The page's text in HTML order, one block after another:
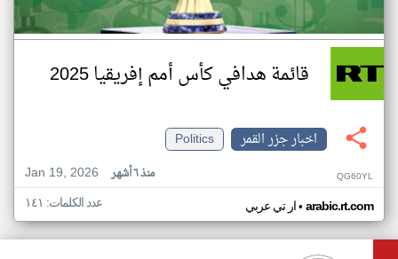
قائمة هدافي كأس أمم إفريقيا 2025
اخبار جزر القمر
Politics
Jan 19, 2026
منذ ٦ أشهر QG60YL
ار تي عربي• arabic.rt.com عدد الكلمات: ١٤١